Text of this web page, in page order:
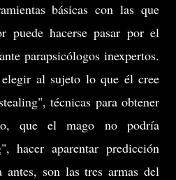
básicas con las que
puede hacerse pasar por el
parapsicólogos inexpertos.
al sujeto lo que él cree
técnicas para obtener
que el mago no podría
hacer aparentar predicción
antes, son las tres armas del